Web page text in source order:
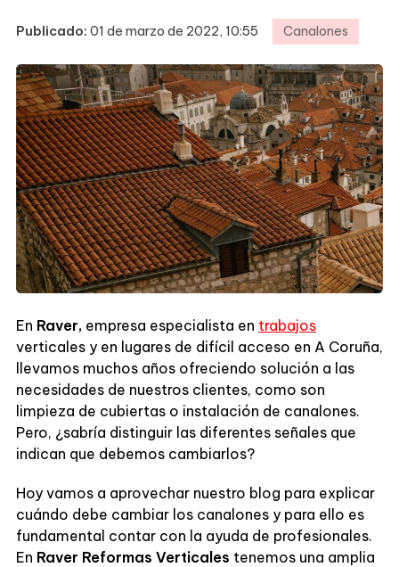
Publicado: 01 de marzo de 2022, 10:55 Canalones
En Raver,empresa especialista en trabajos
verticales y en lugares de difícil acceso en A Coruña,
llevamos muchos años ofreciendo solución a las
necesidades de nuestros clientes, como son
limpieza de cubiertas o instalación de canalones.
Pero, ¿sabría distinguir las diferentes señales que
indican que debemos cambiarlos?
Hoy vamos a aprovechar nuestro blog para explicar
cuándo debe cambiar los canalones y para ello es
fundamental contar con la ayuda de profesionales.
En Raver Reformas Verticales tenemos una amplia